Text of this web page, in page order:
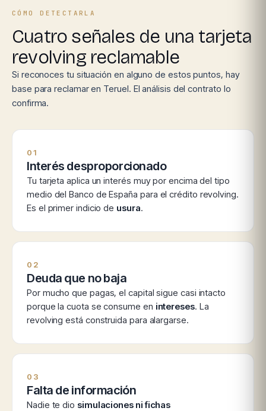
CÓMO DETECTARLA
Cuatro señales de una tarjeta
revolving reclamable
Si reconoces tu situación en alguno de estos puntos, hay
base para reclamar en Teruel. El análisis del contrato lo
confirma.
01
Interés desproporcionado
Tu tarjeta aplica un interés muy por encima del tipo
medio del Banco de España para el crédito revolving.
Es el primer indicio de usura.
02
Deuda que no baja
Por mucho que pagas, el capital sigue casi intacto
porque la cuota se consume en intereses. La
revolving está construida para alargarse.
03
Falta de información
Nadie te dio simulaciones ni fichas